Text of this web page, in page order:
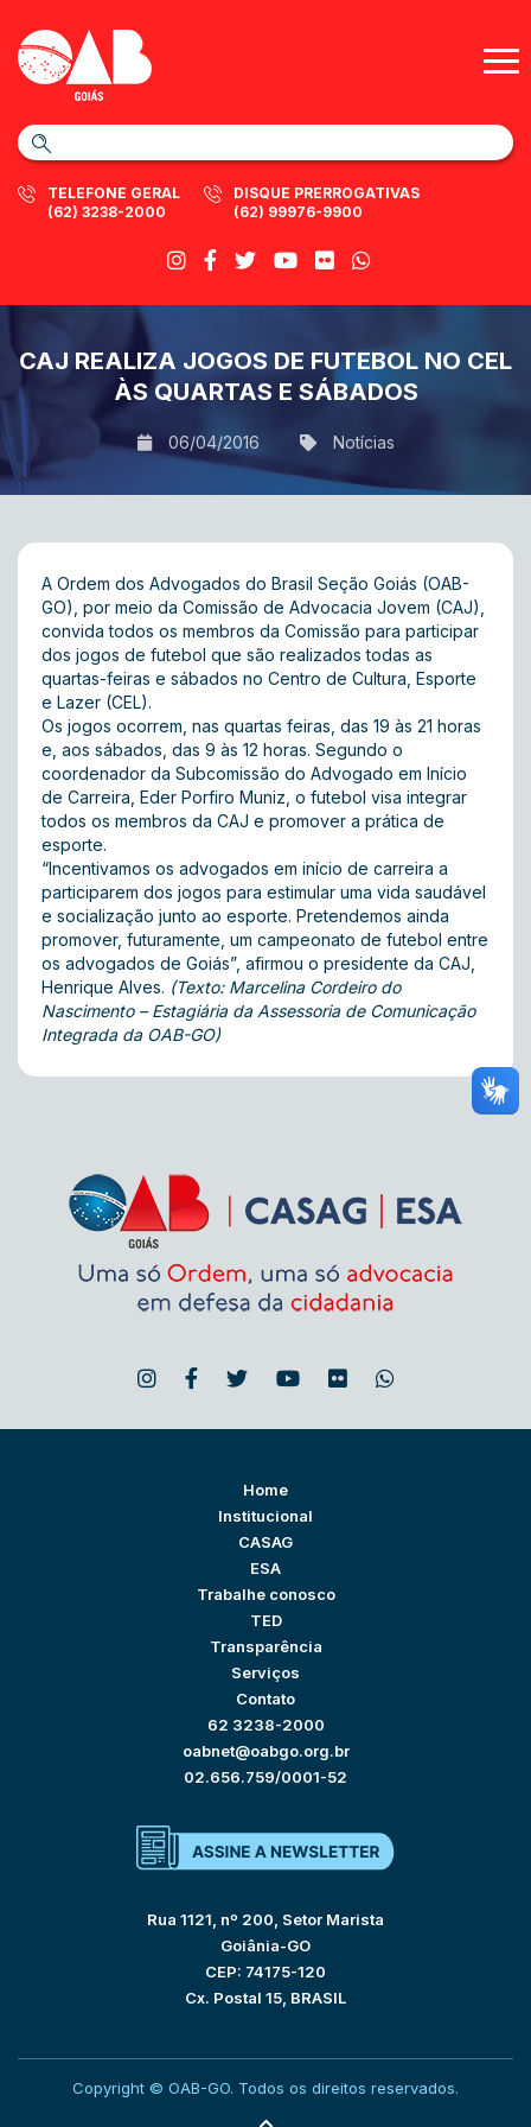
TELEFONE GERAL
(62) 3238-2000
DISQUE PRERROGATIVAS
(62) 99976-9900
CAJ REALIZA JOGOS DE FUTEBOL NO CEL
ÀS QUARTAS E SÁBADOS
06/04/2016 Notícias
A Ordem dos Advogados do Brasil Seção Goiás (OAB-
GO), por meio da Comissão de Advocacia Jovem (CAJ),
convida todos os membros da Comissão para participar
dos jogos de futebol que são realizados todas as
quartas-feiras e sábados no Centro de Cultura, Esporte
e Lazer (CEL).
Os jogos ocorrem, nas quartas feiras, das 19 às 21 horas
e, aos sábados, das 9 às 12 horas. Segundo o
coordenador da Subcomissão do Advogado em Início
de Carreira, Eder Porfiro Muniz, o futebol visa integrar
todos os membros da CAJ e promover a prática de
esporte.
“Incentivamos os advogados em início de carreira a
participarem dos jogos para estimular uma vida saudável
e socialização junto ao esporte. Pretendemos ainda
promover, futuramente, um campeonato de futebol entre
os advogados de Goiás”, afirmou o presidente da CAJ,
Henrique Alves. (Texto: Marcelina Cordeiro do
Nascimento – Estagiária da Assessoria de Comunicação
Integrada da OAB-GO)
Home
Institucional
CASAG
ESA
Trabalhe conosco
TED
Transparência
Serviços
Contato
62 3238-2000
oabnet@oabgo.org.br
02.656.759/0001-52
Rua 1121, nº 200, Setor Marista
Goiânia-GO
CEP: 74175-120
Cx. Postal 15, BRASIL
Copyright © OAB-GO. Todos os direitos reservados.